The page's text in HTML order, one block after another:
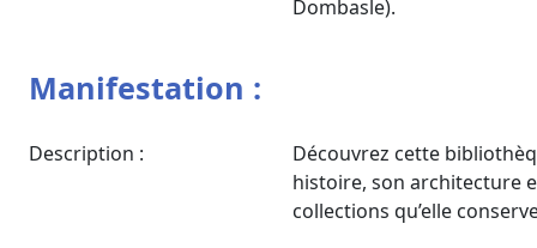
Dombasle).
Manifestation :
Description :
Découvrez cette
histoire, son architecture
collections qu’elle